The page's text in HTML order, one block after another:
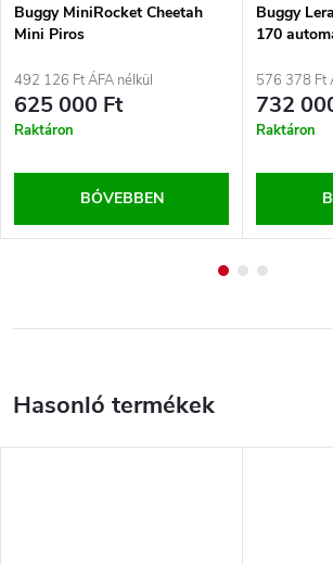
Buggy MiniRocket Cheetah
Mini Piros
492 126 Ft ÁFA nélkül
625 000 Ft
Raktáron
BŐVEBBEN
Buggy
170
576 378 Ft
732
Raktáron